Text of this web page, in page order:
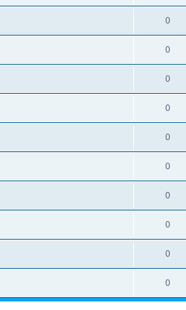
0
0
0
0
0
0
0
0
0
0